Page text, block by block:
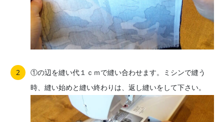
①の辺を縫い代１ｃｍで縫い合わせます。ミシンで縫う
時、縫い始めと縫い終わりは、返し縫いをして下さい。